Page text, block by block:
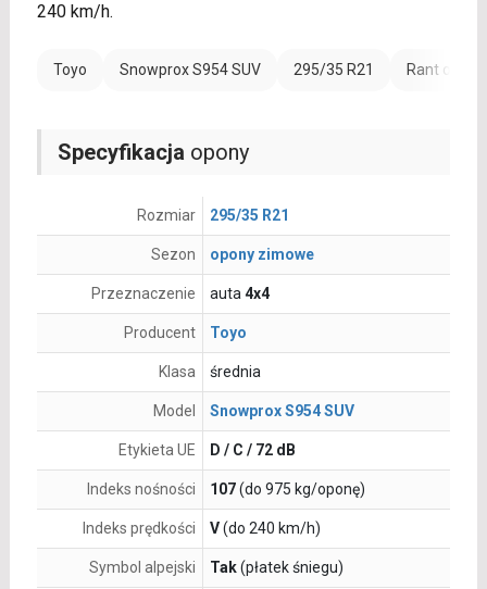
240 km/h.
Toyo Snowprox S954 SUV 295/35 R21 Rant
Specyfikacja opony
Rozmiar 295/35 R21
Sezon opony zimowe
Przeznaczenie auta 4x4
Producent Toyo
Klasa średnia
Model Snowprox S954 SUV
Etykieta UE D / C / 72 dB
Indeks nośności 107(do 975 kg/oponę)
Indeks prędkości V(do 240 km/h)
Symbol alpejski Tak(płatek śniegu)